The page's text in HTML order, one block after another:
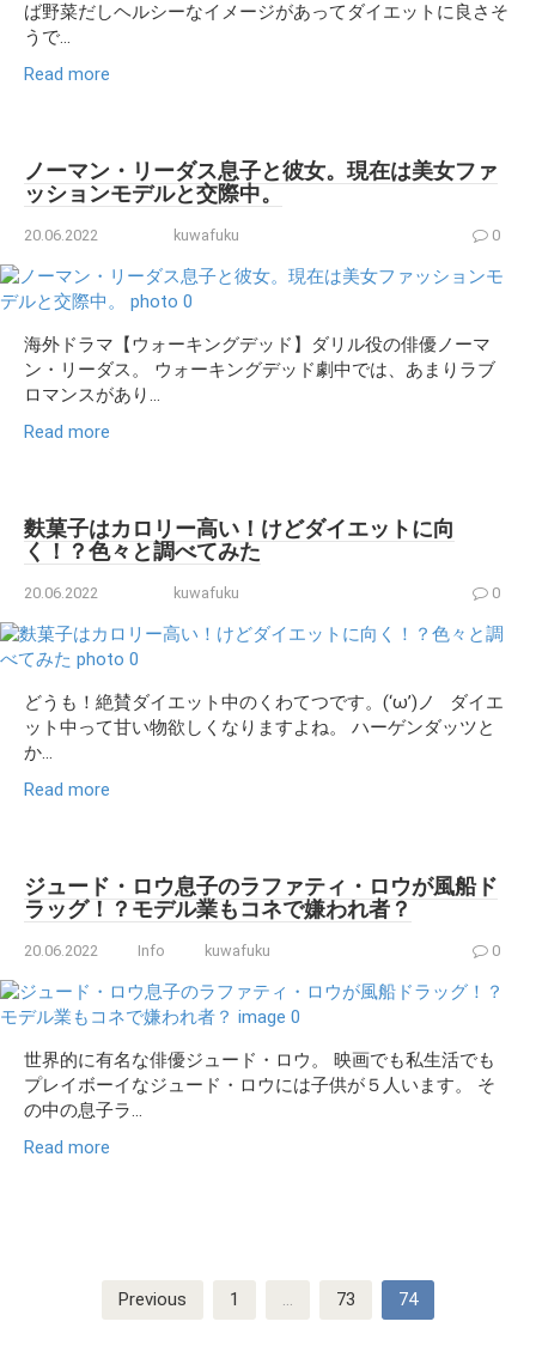
ば野菜だしヘルシーなイメージがあってダイエットに良さそ
うで...
Read more
ノーマン・リーダス息子と彼女。現在は美女ファ
ッションモデルと交際中。
20.06.2022 kuwafuku 0
海外ドラマ【ウォーキングデッド】ダリル役の俳優ノーマ
ン・リーダス。 ウォーキングデッド劇中では、あまりラブ
ロマンスがあり...
Read more
麩菓子はカロリー高い！けどダイエットに向
く！？色々と調べてみた
20.06.2022 kuwafuku 0
どうも！絶賛ダイエット中のくわてつです。(‘ω’)ノ ダイエ
ット中って甘い物欲しくなりますよね。 ハーゲンダッツと
か...
Read more
ジュード・ロウ息子のラファティ・ロウが風船ド
ラッグ！？モデル業もコネで嫌われ者？
20.06.2022 Info kuwafuku 0
世界的に有名な俳優ジュード・ロウ。 映画でも私生活でも
プレイボーイなジュード・ロウには子供が５人います。 そ
の中の息子ラ...
Read more
pagination
Previous 1 … 73 74